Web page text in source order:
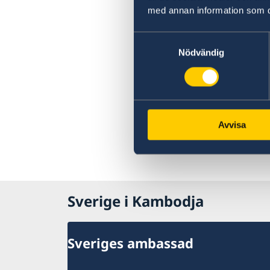
med annan information som
Nödvändig
Avvisa
Sverige i Kambodja
Sveriges ambassad